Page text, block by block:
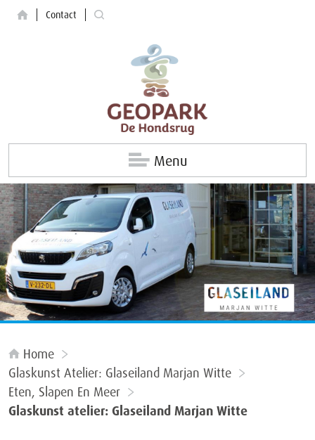
Contact
Menu
Home
Glaskunst Atelier: Glaseiland Marjan Witte
Eten, Slapen En Meer
Glaskunst atelier: Glaseiland Marjan Witte